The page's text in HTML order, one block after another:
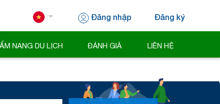
Đăng nhập Đăng ký
NANG DU LỊCH ĐÁNH GIÁ LIÊN HỆ